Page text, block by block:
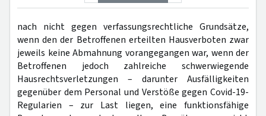
nach nicht gegen verfassungsrechtliche Grundsätze,
wenn den der Betroffenen erteilten Hausverboten zwar
jeweils keine Abmahnung vorangegangen war, wenn der
Betroffenen jedoch zahlreiche schwerwiegende
Hausrechtsverletzungen – darunter Ausfälligkeiten
gegenüber dem Personal und Verstöße gegen Covid-19-
Regularien – zur Last liegen, eine funktionsfähige